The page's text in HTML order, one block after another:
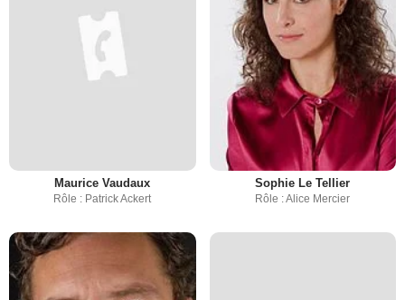
Maurice Vaudaux
Rôle : Patrick Ackert
Sophie Le Tellier
Rôle : Alice Mercier